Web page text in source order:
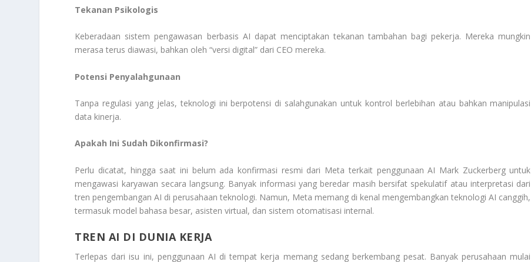
Tekanan Psikologis
Keberadaan sistem pengawasan berbasis AI dapat menciptakan tekanan tambahan bagi pekerja. Mereka mungkin
merasa terus diawasi, bahkan oleh “versi digital” dari CEO mereka.
Potensi Penyalahgunaan
Tanpa regulasi yang jelas, teknologi ini berpotensi di salahgunakan untuk kontrol berlebihan atau bahkan manipulasi
data kinerja.
Apakah Ini Sudah Dikonfirmasi?
Perlu dicatat, hingga saat ini belum ada konfirmasi resmi dari Meta terkait penggunaan AI Mark Zuckerberg untuk
mengawasi karyawan secara langsung. Banyak informasi yang beredar masih bersifat spekulatif atau interpretasi dari
tren pengembangan AI di perusahaan teknologi. Namun, Meta memang di kenal mengembangkan teknologi AI canggih,
termasuk model bahasa besar, asisten virtual, dan sistem otomatisasi internal.
TREN AI DI DUNIA KERJA
Terlepas dari isu ini, penggunaan AI di tempat kerja memang sedang berkembang pesat. Banyak perusahaan mulai